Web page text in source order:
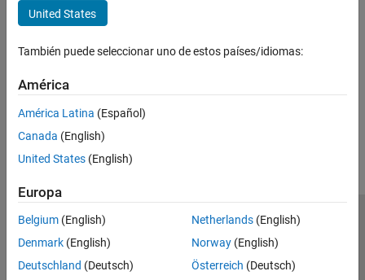
United States
También puede seleccionar uno de estos países/idiomas:
América
América Latina (Español)
Canada (English)
United States (English)
Europa
Belgium (English)
Denmark (English)
Deutschland (Deutsch)
Netherlands(English)
Norway(English)
Österreich (Deutsch)
Centro de confianza
Marcas comerciales
Política de privacidad
Antipiratería
Estado de las aplicaciones
Información de contacto